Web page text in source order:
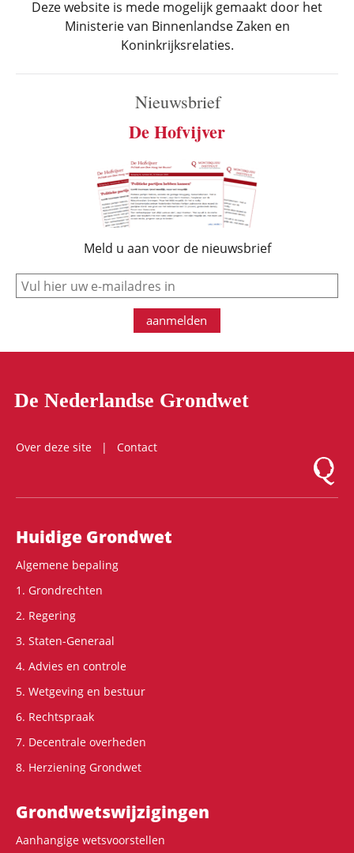
Deze website is mede mogelijk gemaakt door het
Ministerie van Binnenlandse Zaken en
Koninkrijksrelaties.
Nieuwsbrief
De Hofvijver
Meld u aan voor de nieuwsbrief
e-mail
aanmelden
De Nederlandse Grondwet
Over deze site
Contact
Logo
Hoofdnavigatie
Huidige Grondwet
Algemene bepaling
1. Grondrechten
2. Regering
3. Staten-Generaal
4. Advies en controle
5. Wetgeving en bestuur
6. Rechtspraak
7. Decentrale overheden
8. Herziening Grondwet
Grondwets­wijzigingen
Aanhangige wetsvoorstellen